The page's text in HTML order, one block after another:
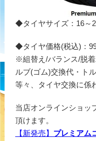
◆タイヤサイズ：16～
◆タイヤ価格(税込)：
※組替え/バランス/脱
ルブ(ゴム)交換代・ト
等々、タイヤ交換に係
当店オンラインショッ
頂けます。
【新発売】 プレミアム